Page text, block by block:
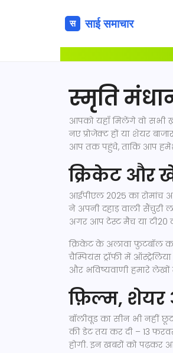
स्मृति
आपको यहाँ मिलेंगे वो सभी
नए प्रोजेक्ट हों या शेयर
आप तक पहुंचे, ताकि आप
क्रिकेट और
आईपीएल 2025 का रोमांच
ने अपनी दहाड़ वाली सैंचुरी
अगर आप टेस्‍ट मैच या टी20
क्रिकेट के अलावा फ़ुटबॉल
चैम्पियंस ट्रॉफी में
और भविष्यवाणी हमारे
फ़िल्म,
बॉलीवूड का सीन भी नहीं
की डेट तय कर दी – 13
होगी. इन खबरों को